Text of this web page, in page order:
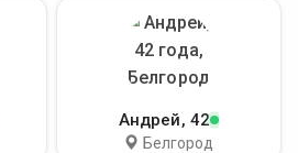
Андрей, 42
Белгород